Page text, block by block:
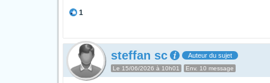
1
steffan sc Auteur du sujet
Le 15/06/2026 à 10h01 Env. 10 message